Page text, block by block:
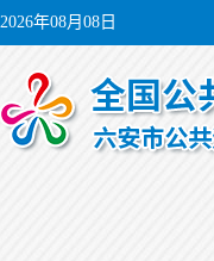
2026年08月08日